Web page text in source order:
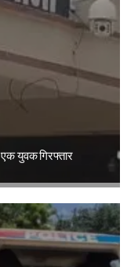
युवक गिरफ्तार